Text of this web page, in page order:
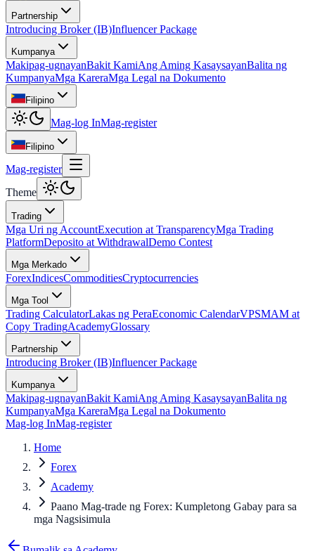
Partnership
Introducing Broker (IB)Influencer Package
Kumpanya
Makipag-ugnayanBakit KamiAng Aming KasaysayanBalita ng
KumpanyaMga KareraMga Legal na Dokumento
Filipino
Mag-log InMag-register
Filipino
Mag-register
Theme
Trading
Mga Uri ng AccountExecution at TransparencyMga Trading
PlatformDeposito at WithdrawalDemo Contest
Mga Merkado
ForexIndicesCommoditiesCryptocurrencies
Mga Tool
Trading CalculatorLakas ng PeraEconomic CalendarVPSMAM at
Copy TradingAcademyGlossary
Partnership
Introducing Broker (IB)Influencer Package
Kumpanya
Makipag-ugnayanBakit KamiAng Aming KasaysayanBalita ng
KumpanyaMga KareraMga Legal na Dokumento
Mag-log InMag-register
Home
Forex
Academy
Paano Mag-trade ng Forex: Kumpletong Gabay para sa
mga Nagsisimula